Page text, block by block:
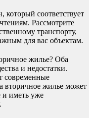
который соответствует
Рассмотрите
транспорту,
для вас объектам.
жилье? Оба
и недостатки.
современные
вторичное жилье может
и иметь уже